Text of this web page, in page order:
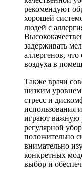
рекомендуют
хорошей
людей с
задерживать
аллергенов,
воздуха в
Также врачи
низким
стресс и
использования
играют важную
регулярной
положительно
внимательно
конкретных
выбор и